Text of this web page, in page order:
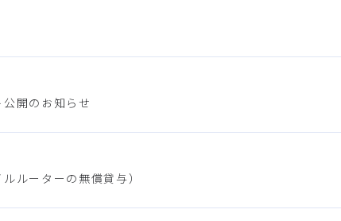
開のお知らせ
ルーターの無償貸与）